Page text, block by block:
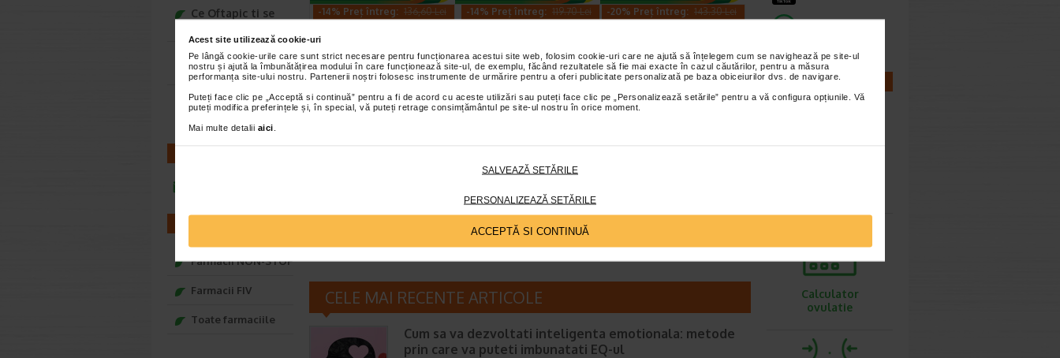
Acest site utilizează cookie-uri
Pe lângă cookie-urile care sunt strict necesare pentru funcționarea acestui site web, folosim cookie-uri care ne ajută să înțelegem cum se navighează pe site-ul
nostru și ajută la îmbunătățirea modului în care funcționează site-ul, de exemplu, făcând rezultatele să fie mai exacte în cazul căutărilor, pentru a măsura
performanța site-ului nostru. Partenerii noștri folosesc instrumente de urmărire pentru a oferi publicitate personalizată pe baza obiceiurilor dvs. de navigare.
Puteți face clic pe „Acceptă si continuă” pentru a fi de acord cu aceste utilizări sau puteți face clic pe „Personalizează setările” pentru a vă configura opțiunile. Vă
puteți modifica preferințele și, în special, vă puteți retrage consimțământul pe site-ul nostru în orice moment.
Mai multe detalii aici
SALVEAZĂ SETĂRILE
PERSONALIZEAZĂ SETĂRILE
ACCEPTĂ SI CONTINUĂ
-14% Preț întreg: 136,60 Lei
Preț redus: 117.09 Lei
-14% Preț întreg: 119.70 Lei
Preț redus: 102.58 Lei
Aderma Exomega Control este o
crema pentru piele foarte uscata
sau cu tendinta atopica…
-20% Preț întreg: 143.30 Lei
Preț redus: 114.64 Lei
CELE MAI RECENTE ARTICOLE
Cum sa va dezvoltati inteligenta emotionala: metode
prin care va puteti imbunatati EQ-ul
Ce Oftapic ti se
Adora – Adorabili
din prima clipa
Seturi cadou
Baylis&Harding
Farmacii NON-STOP
Farmacii FIV
Toate farmaciile
CALCULATOARE
Calculator
ovulatie